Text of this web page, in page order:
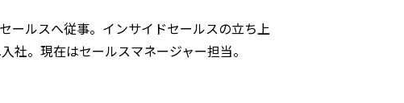
ールスへ従事。インサイドセールスの立ち上
。現在はセールスマネージャー担当。